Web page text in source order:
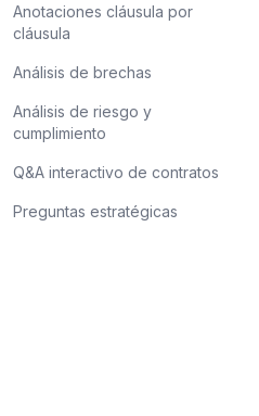
Anotaciones cláusula por
cláusula
Análisis de brechas
Análisis de riesgo y
cumplimiento
Q&A interactivo de contratos
Preguntas estratégicas